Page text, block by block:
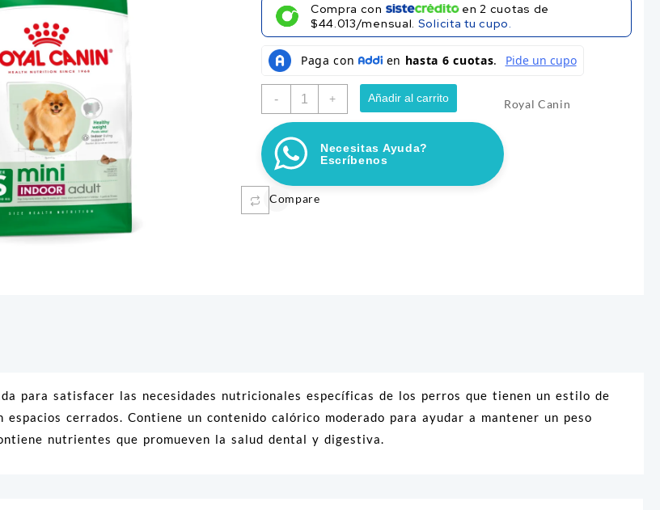
HELADO LE GLACE MANTEQUILLA DE
$3.900 – $6.000Price
range:
$ 3.900
Seleccionar opciones
CHUNKY DELIDOG DENT 150GR
$8.900
SALCHICHAS SABOR A TERNERA
Compra con en2 cuotas de
$44.013/mensual. Solicita tu cupo.
-
ROYAL
MINI
INDOOR
ADULTO
cantidad
+ Añadir al carrito
Necesitas Ayuda?
Escríbenos
Compare
Royal Canin
para satisfacer las necesidades nutricionales específicas de los perros que tienen un estilo de
espacios cerrados. Contiene un contenido calórico moderado para ayudar a mantener un peso
nutrientes que promueven la salud dental y digestiva.